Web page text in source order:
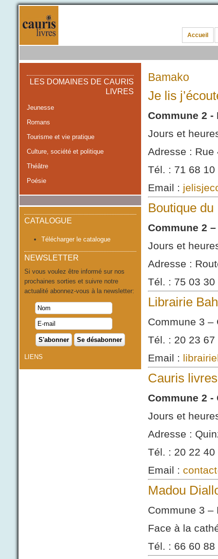
Accueil
LES DOMAINES DE CAURIS
LIVRES
Jeunesse
Romans
Tourisme et vie pratique
Culture, société et politique
Théâtre
Poésie
CATALOGUE
Télécharger le catalogue
NEWSLETTER
Si vous voulez être informé sur nos
prochaines sorties et suivre notre
actualité abonnez-vous à la newsletter:
LIENS
Bamako
Je lis
Commune 2 -
Jours et
Adresse : Rue
Tél. : 71 68 10
Email :
Boutique
Commune 2
Jours et
Adresse :
Tél. : 75 03 30
Librairie
Commune 3 –
Tél. : 20 23
Email :
Cauris livres
Commune 2
Jours et
Adresse :
Tél. : 20 22
Email :
Madou
Commune 3 –
Face à la
Tél. : 66 60 88